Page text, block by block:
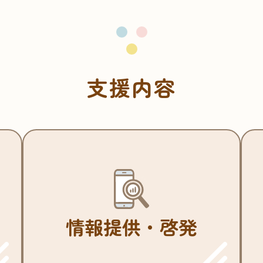
支援内容
情報提供・啓発